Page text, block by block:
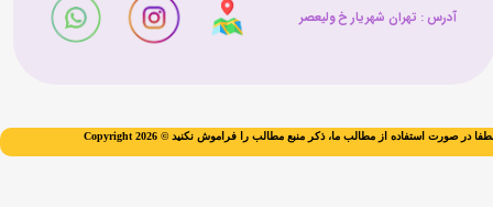
آدرس : تهران شهریار خ ولیعصر​​​​​​​